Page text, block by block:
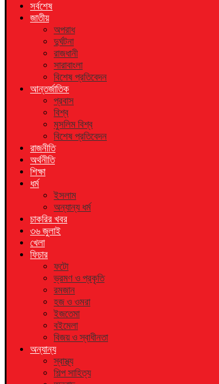
সর্বশেষ
জাতীয়
অপরাধ
দুর্ঘটনা
রাজধানী
সারাবাংলা
বিশেষ প্রতিবেদন
আন্তর্জাতিক
প্রবাস
বিশ্ব
মুসলিম বিশ্ব
বিশেষ প্রতিবেদন
রাজনীতি
অর্থনীতি
শিক্ষা
ধর্ম
ইসলাম
অন্যান্য ধর্ম
চাকরির খবর
৩৬ জুলাই
খেলা
ফিচার
ফটো
ভ্রমণ ও প্রকৃতি
রমজান
হজ ও ওমরা
ইজতেমা
বইমেলা
বিজয় ও স্বাধীনতা
অন্যান্য
স্বাস্থ্য
শিল্প সাহিত্য